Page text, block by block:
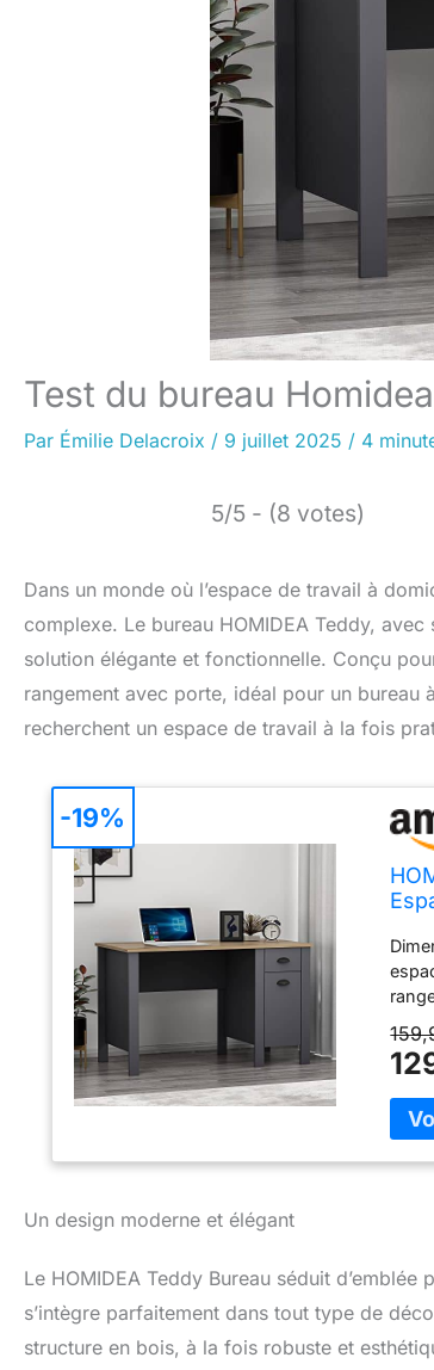
Test du bureau
Par Émilie Delacroix / 9 juillet 2025 / 4
5/5 - (8 votes)
Dans un monde où l’espace de travail à
complexe. Le bureau HOMIDEA Teddy,
solution élégante et fonctionnelle. Conçu
rangement avec porte, idéal pour un bureau
recherchent un espace de travail à la fois
-19%
Un design moderne et élégant
Le HOMIDEA Teddy Bureau séduit
s’intègre parfaitement dans tout type de
structure en bois, à la fois robuste et